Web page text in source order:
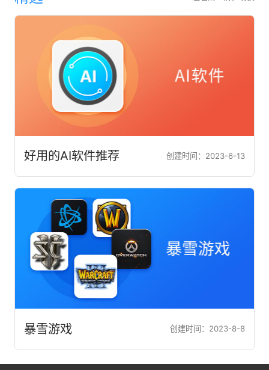
好用的AI软件推荐 创建时间：2023-6-13
暴雪游戏 创建时间：2023-8-8